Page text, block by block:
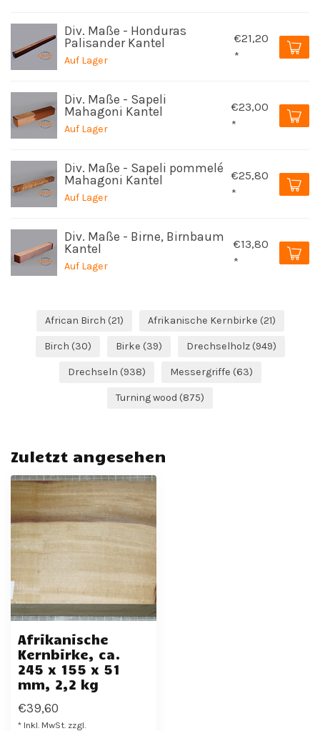
Div. Maße - Honduras
Palisander Kantel
Auf Lager
€21,20
*
Div. Maße - Sapeli
Mahagoni Kantel
Auf Lager
€23,00
*
Div. Maße - Sapeli pommelé
Mahagoni Kantel
Auf Lager
€25,80
*
Div. Maße - Birne, Birnbaum
Kantel
Auf Lager
€13,80
*
African Birch (21) Afrikanische Kernbirke (21)
Birch (30) Birke (39) Drechselholz (949)
Drechseln (938) Messergriffe (63)
Turning wood (875)
Zuletzt angesehen
Afrikanische
Kernbirke, ca.
245 x 155 x 51
mm, 2,2 kg
€39,60
* Inkl. MwSt. zzgl.